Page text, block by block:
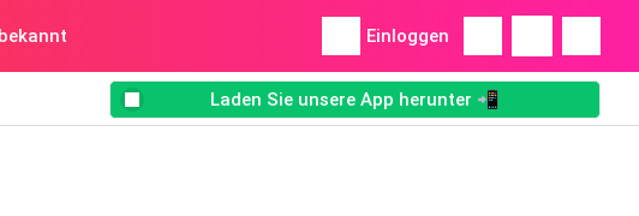
Einloggen
Laden Sie unsere App herunter 📲